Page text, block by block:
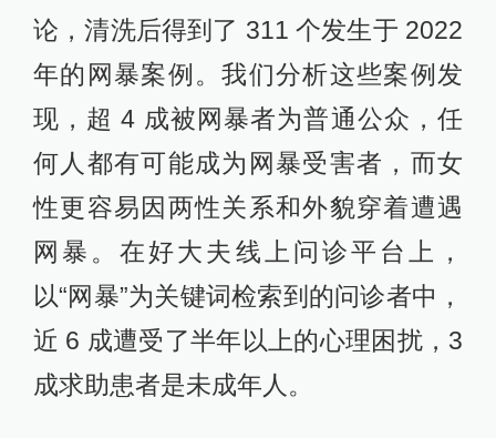
论，清洗后得到了 311 个发生于 2022
年的网暴案例。我们分析这些案例发
现，超 4 成被网暴者为普通公众，任
何人都有可能成为网暴受害者，而女
性更容易因两性关系和外貌穿着遭遇
网暴。在好大夫线上问诊平台上，
以“网暴”为关键词检索到的问诊者中，
近 6 成遭受了半年以上的心理困扰，3
成求助患者是未成年人。